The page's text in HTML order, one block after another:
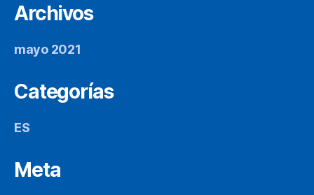
Archivos
mayo 2021
Categorías
ES
Meta